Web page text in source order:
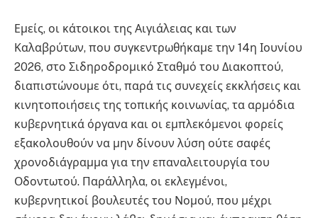
Εμείς, οι κάτοικοι της Αιγιάλειας και των
Καλαβρύτων, που συγκεντρωθήκαμε την 14η Ιουνίου
2026, στο Σιδηροδρομικό Σταθμό του Διακοπτού,
διαπιστώνουμε ότι, παρά τις συνεχείς εκκλήσεις και
κινητοποιήσεις της τοπικής κοινωνίας, τα αρμόδια
κυβερνητικά όργανα και οι εμπλεκόμενοι φορείς
εξακολουθούν να μην δίνουν λύση ούτε σαφές
χρονοδιάγραμμα για την επαναλειτουργία του
Οδοντωτού. Παράλληλα, οι εκλεγμένοι,
κυβερνητικοί βουλευτές του Νομού, που μέχρι